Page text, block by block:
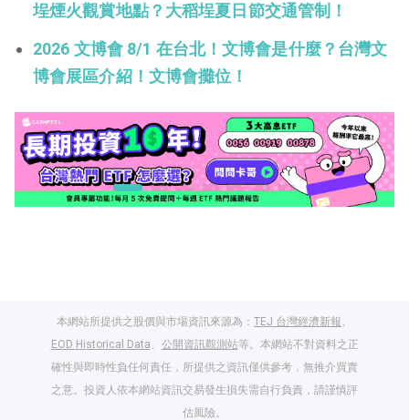
埕煙火觀賞地點？大稻埕夏日節交通管制！
2026 文博會 8/1 在台北！文博會是什麼？台灣文
博會展區介紹！文博會攤位！
本網站所提供之股價與市場資訊來源為： TEJ 台灣經濟新報、
EOD Historical Data、 公開資訊觀測站等。本網站不對資料之正
確性與即時性負任何責任，所提供之資訊僅供參考，無推介買賣
之意。投資人依本網站資訊交易發生損失需自行負責，請謹慎評
估風險。